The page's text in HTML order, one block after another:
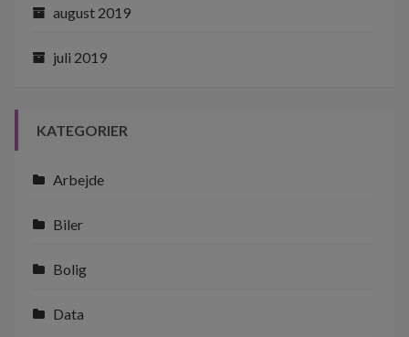
august 2019
juli 2019
KATEGORIER
Arbejde
Biler
Bolig
Data